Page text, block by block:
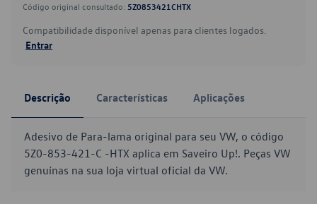
Código original consultado: 5Z0853421CHTX
Compatibilidade disponível apenas para clientes logados.
Entrar
Descrição Características Aplicações
Adesivo de Para-lama original para seu VW, o código
5Z0-853-421-C -HTX aplica em Saveiro Up!. Peças VW
genuínas na sua loja virtual oficial da VW.